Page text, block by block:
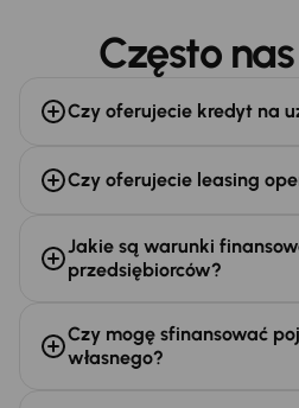
Często
Czy oferujecie kredyt na
Jakie są warunki
przedsiębiorców?
Czy oferujecie leasing
Czy mogę sfinansować
własnego?